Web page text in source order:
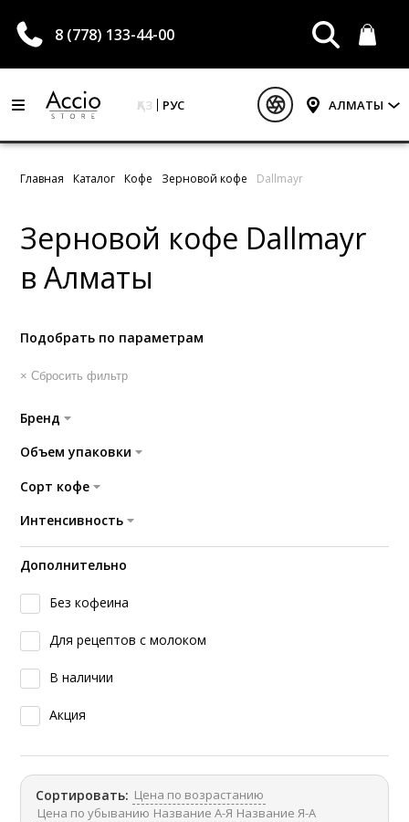
8 (778) 133-44-00
ҚАЗ РУС АЛМАТЫ
Главная Каталог Кофе Зерновой кофе Dallmayr
Зерновой кофе Dallmayr
в Алматы
Подобрать по параметрам
× Сбросить фильтр
Бренд
Объем упаковки
Сорт кофе
Интенсивность
Дополнительно
Без кофеина
Для рецептов с молоком
В наличии
Акция
Сортировать: Цена по возрастанию
Цена по убыванию Название А-Я Название Я-А